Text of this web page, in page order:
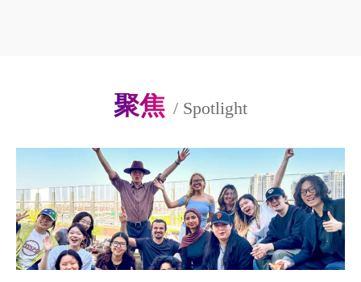
聚焦 / Spotlight